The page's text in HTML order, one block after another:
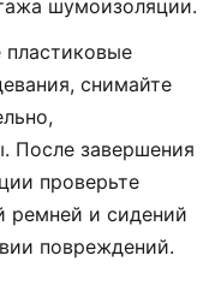
шумоизоляции.
пластиковые
снимайте
После завершения
проверьте
ремней и сидений
повреждений.